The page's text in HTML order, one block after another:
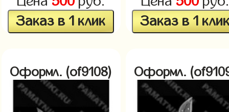
Заказ в 1 клик
Заказ в 1
Оформл. (of9108) Оформл.